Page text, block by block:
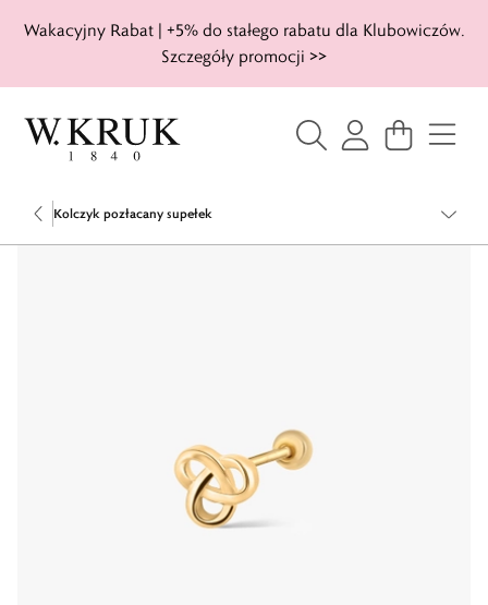
Wakacyjny Rabat | +5% do stałego rabatu dla Klubowiczów.
Szczegóły promocji >>
Kolczyk pozłacany supełek